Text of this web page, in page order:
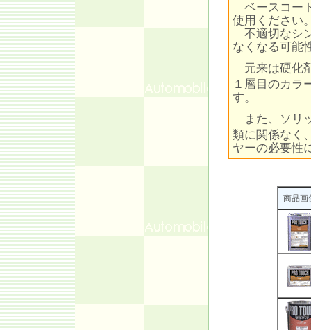
ベースコー
使用ください
不適切なシ
なくなる可能
元来は硬化
１層目のカラ
す。
また、ソリ
類に関係なく
ヤーの必要性
商品画